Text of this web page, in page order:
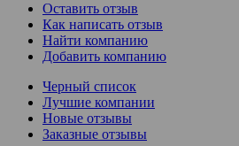
Оставить отзыв
Как написать отзыв
Найти компанию
Добавить компанию
Черный список
Лучшие компании
Новые отзывы
Заказные отзывы